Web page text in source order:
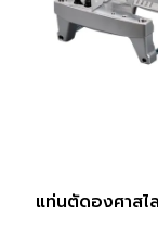
แท่นตัดองศาสไ